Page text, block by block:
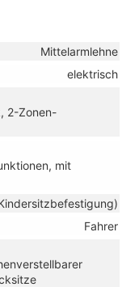
Mittelarmlehne
elektrisch
2-Zonen-
mit
Fahrer